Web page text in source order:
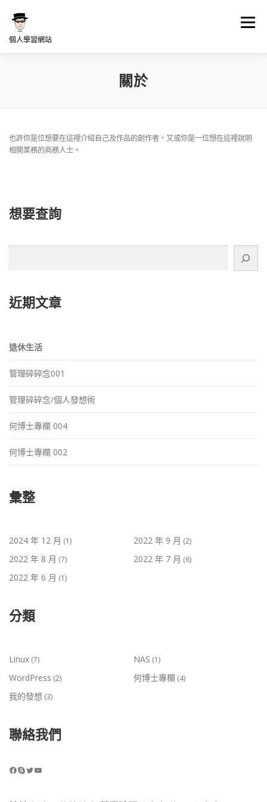
內
個人學習網站
選單
NAS架站學習關於
也許你是位想要在這裡介紹自己及作品的創作者，又或你是一位想在這裡說明
相關業務的商務人士。
想要查詢
近期文章
退休生活
管理碎碎念001
管理碎碎念/個人發想術
何博士專欄 004
何博士專欄 002
彙整
2024 年 12 月 (1) 2022 年 9 月 (2)
2022 年 8 月 (7) 2022 年 7 月 (6)
2022 年 6 月 (1)
分類
Linux (7) NAS (1)
WordPress (2) 何博士專欄 (4)
我的發想 (3)
聯絡我們
Facebook Skype Twitter YouTube